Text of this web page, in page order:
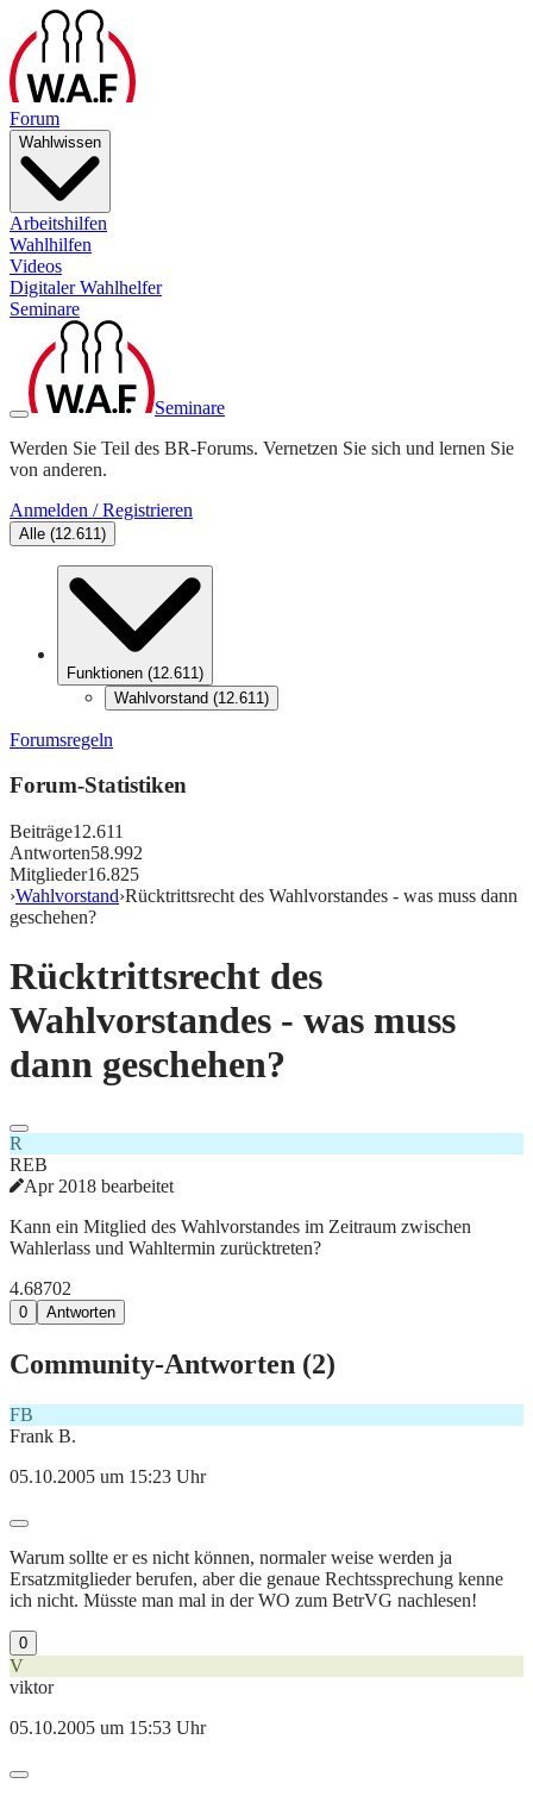
Forum
Wahlwissen
Arbeitshilfen
Wahlhilfen
Videos
Digitaler Wahlhelfer
Seminare
Seminare
Werden Sie Teil des BR-Forums. Vernetzen Sie sich und lernen Sie
von anderen.
Anmelden / Registrieren
Alle (12.611)
Funktionen (12.611)
Wahlvorstand (12.611)
Forumsregeln
Forum-Statistiken
Beiträge12.611
Antworten58.992
Mitglieder16.825
›Wahlvorstand›Rücktrittsrecht des Wahlvorstandes - was muss dann
geschehen?
Rücktrittsrecht des
Wahlvorstandes - was muss
dann geschehen?
R
REB
Apr 2018 bearbeitet
Kann ein Mitglied des Wahlvorstandes im Zeitraum zwischen
Wahlerlass und Wahltermin zurücktreten?
4.68702
0 Antworten
Community-Antworten (2)
FB
Frank B.
05.10.2005 um 15:23 Uhr
Warum sollte er es nicht können, normaler weise werden ja
Ersatzmitglieder berufen, aber die genaue Rechtssprechung kenne
ich nicht. Müsste man mal in der WO zum BetrVG nachlesen!
0
V
viktor
05.10.2005 um 15:53 Uhr